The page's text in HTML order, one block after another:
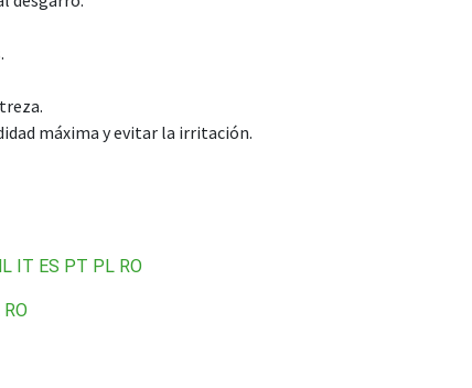
máxima y evitar la irritación.
IT ES PT PL RO
RO